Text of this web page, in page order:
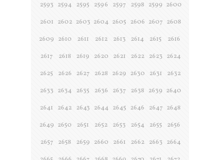
2593 2594 2595 2596 2597 2598 2599 2600
2601 2602 2603 2604 2605 2606 2607 2608
2609 2610 2611 2612 2613 2614 2615
2616
2617
2618 2619 2620 2621 2622 2623 2624
2625
2626 2627 2628 2629 2630 2631
2632
2633 2634 2635 2636 2637 2638 2639 2640
2641
2642 2643 2644 2645 2646 2647 2648
2649 2650 2651 2652 2653 2654 2655
2656
2657
2658 2659 2660 2661 2662 2663 2664